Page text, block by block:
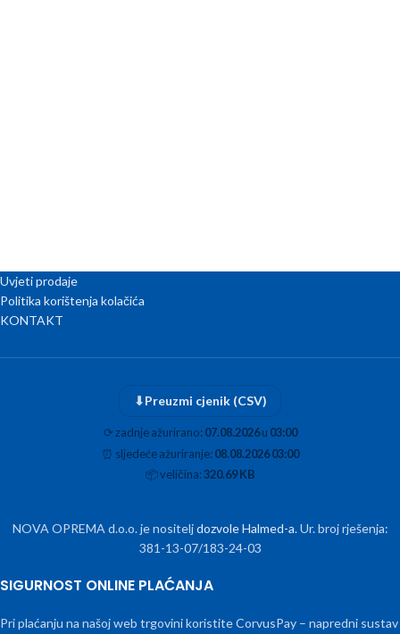
Uvjeti prodaje
Politika korištenja kolačića
KONTAKT
⬇Preuzmi cjenik (CSV)
⟳zadnje ažurirano:07.08.2026u 03:00
⏰ sljedeće ažuriranje:08.08.2026 03:00
📦veličina:320.69 KB
NOVA OPREMA d.o.o. je nositeljdozvole Halmed-a. Ur. broj rješenja:
381-13-07/183-24-03
SIGURNOST ONLINE PLAĆANJA
Pri plaćanju na našoj web trgovini koristite CorvusPay – napredni sustav